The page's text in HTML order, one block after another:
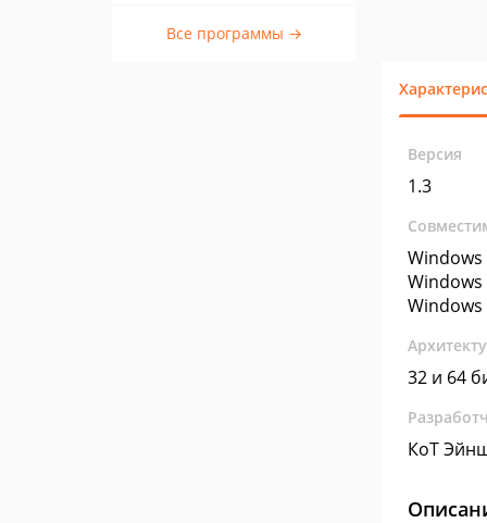
Все программы →
Версия
1.3
Windows
Windows
Windows
32 и 64
КоТ